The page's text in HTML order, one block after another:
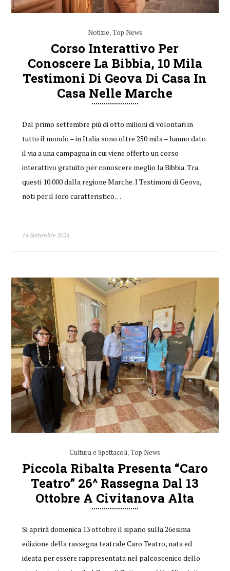
Notizie,Top News
Corso Interattivo Per
Conoscere La Bibbia, 10 Mila
Testimoni Di Geova Di Casa In
Casa Nelle Marche
Dal primo settembre più di otto milioni di volontari in
tutto il mondo – in Italia sono oltre 250 mila – hanno dato
il via a una campagna in cui viene offerto un corso
interattivo gratuito per conoscere meglio la Bibbia. Tra
questi 10.000 dalla regione Marche. I Testimoni di Geova,
noti per il loro caratteristico…
14 Settembre 2024
Cultura e Spettacoli,Top News
Piccola Ribalta Presenta “Caro
Teatro” 26^ Rassegna Dal 13
Ottobre A Civitanova Alta
Si aprirà domenica 13 ottobre il sipario sulla 26esima
edizione della rassegna teatrale Caro Teatro, nata ed
ideata per essere rappresentata nel palcoscenico dello